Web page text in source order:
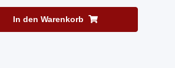
In den Warenkorb